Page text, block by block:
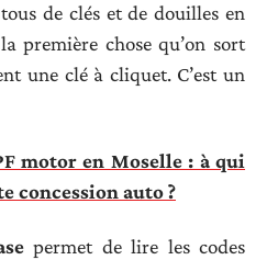
de clés et de douilles en
première chose qu’on sort
une clé à cliquet. C’est un
motor en Moselle : à qui
concession auto ?
permet de lire les codes